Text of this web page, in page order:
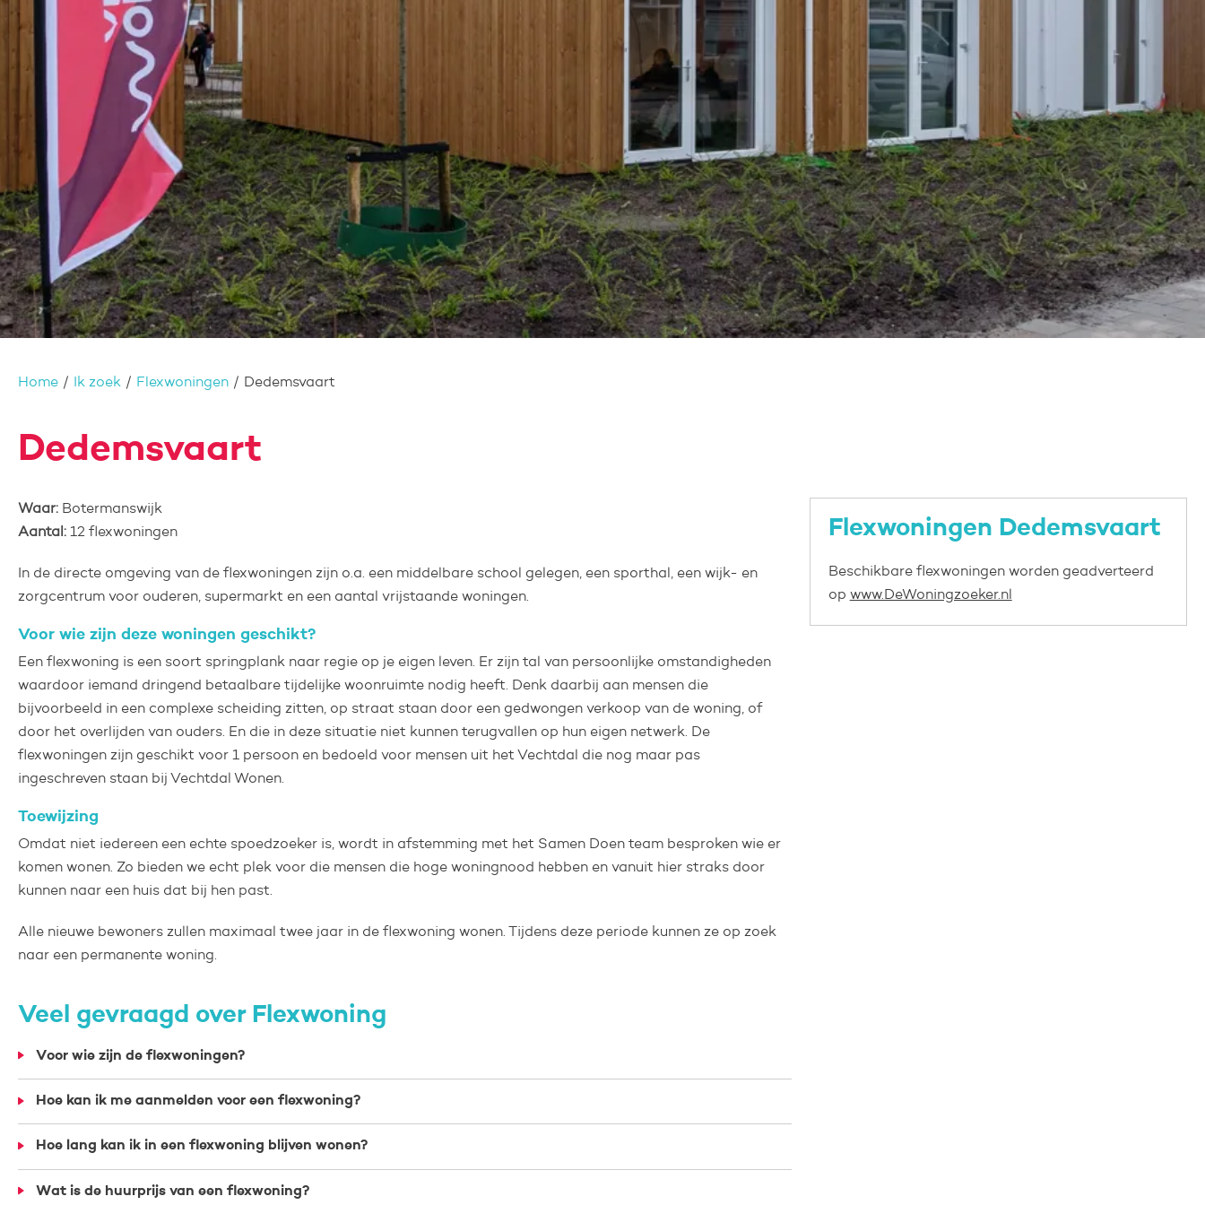
Home Ik zoek Flexwoningen Dedemsvaart
Dedemsvaart
Waar: Botermanswijk
Aantal: 12 flexwoningen
In de directe omgeving van de flexwoningen zijn o.a. een middelbare school gelegen, een sporthal, een wijk- en
zorgcentrum voor ouderen, supermarkt en een aantal vrijstaande woningen.
Voor wie zijn deze woningen geschikt?
Een flexwoning is een soort springplank naar regie op je eigen leven. Er zijn tal van persoonlijke omstandigheden
waardoor iemand dringend betaalbare tijdelijke woonruimte nodig heeft. Denk daarbij aan mensen die
bijvoorbeeld in een complexe scheiding zitten, op straat staan door een gedwongen verkoop van de woning, of
door het overlijden van ouders. En die in deze situatie niet kunnen terugvallen op hun eigen netwerk. De
flexwoningen zijn geschikt voor 1 persoon en bedoeld voor mensen uit het Vechtdal die nog maar pas
ingeschreven staan bij Vechtdal Wonen.
Toewijzing
Omdat niet iedereen een echte spoedzoeker is, wordt in afstemming met het Samen Doen team besproken wie er
komen wonen. Zo bieden we echt plek voor die mensen die hoge woningnood hebben en vanuit hier straks door
kunnen naar een huis dat bij hen past.
Alle nieuwe bewoners zullen maximaal twee jaar in de flexwoning wonen. Tijdens deze periode kunnen ze op zoek
naar een permanente woning.
Veel gevraagd over Flexwoning
Voor wie zijn de flexwoningen?
Hoe kan ik me aanmelden voor een flexwoning?
Hoe lang kan ik in een flexwoning blijven wonen?
Wat is de huurprijs van een flexwoning?
Flexwoningen Dedemsvaart
Beschikbare flexwoningen worden geadverteerd
op www.DeWoningzoeker.nl